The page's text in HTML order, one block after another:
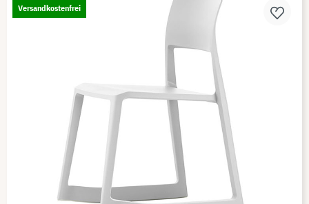
Versandkostenfrei